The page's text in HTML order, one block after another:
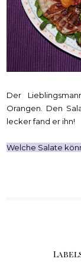
Der
Orangen. Den
lecker fand er ihn!
Welche Salate